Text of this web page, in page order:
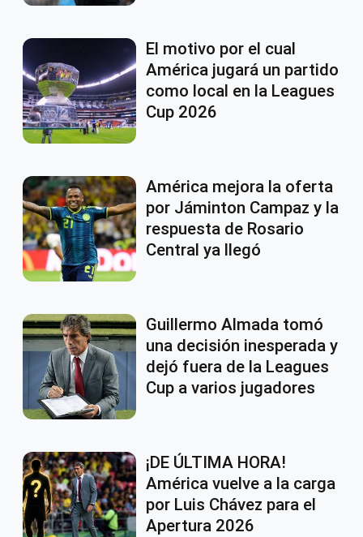
El motivo por el cual
América jugará un partido
como local en la Leagues
Cup 2026
América mejora la oferta
por Jáminton Campaz y la
respuesta de Rosario
Central ya llegó
Guillermo Almada tomó
una decisión inesperada y
dejó fuera de la Leagues
Cup a varios jugadores
¡DE ÚLTIMA HORA!
América vuelve a la carga
por Luis Chávez para el
Apertura 2026